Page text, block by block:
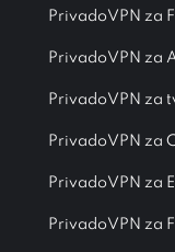
PrivadoVPN za
PrivadoVPN za
PrivadoVPN za
PrivadoVPN za
PrivadoVPN za
PrivadoVPN za